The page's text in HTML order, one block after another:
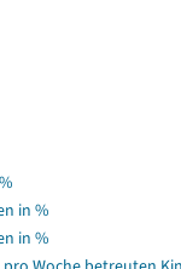
in %
in %